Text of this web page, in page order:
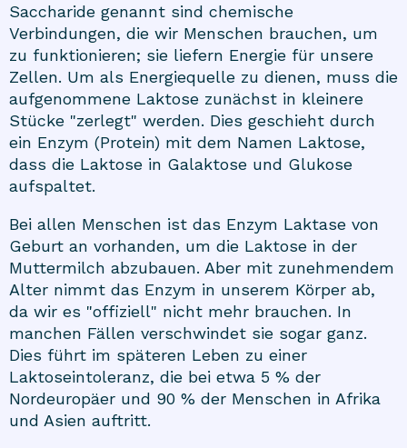
Saccharide genannt sind chemische
Verbindungen, die wir Menschen brauchen, um
zu funktionieren; sie liefern Energie für unsere
Zellen. Um als Energiequelle zu dienen, muss die
aufgenommene Laktose zunächst in kleinere
Stücke "zerlegt" werden. Dies geschieht durch
ein Enzym (Protein) mit dem Namen Laktose,
dass die Laktose in Galaktose und Glukose
aufspaltet.
Bei allen Menschen ist das Enzym Laktase von
Geburt an vorhanden, um die Laktose in der
Muttermilch abzubauen. Aber mit zunehmendem
Alter nimmt das Enzym in unserem Körper ab,
da wir es "offiziell" nicht mehr brauchen. In
manchen Fällen verschwindet sie sogar ganz.
Dies führt im späteren Leben zu einer
Laktoseintoleranz, die bei etwa 5 % der
Nordeuropäer und 90 % der Menschen in Afrika
und Asien auftritt.